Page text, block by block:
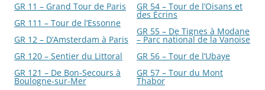
GR 11 – Grand Tour de Paris
GR 111 – Tour de l’Essonne
GR 12 – D’Amsterdam à Paris
GR 120 – Sentier du Littoral
GR 121 – De Bon-Secours à
Boulogne-sur-Mer
GR 54 – Tour de l’Oisans et
des Écrins
GR 55 – De Tignes à Modane
– Parc national de la Vanoise
GR 56 – Tour de l’Ubaye
GR 57 – Tour du Mont
Thabor